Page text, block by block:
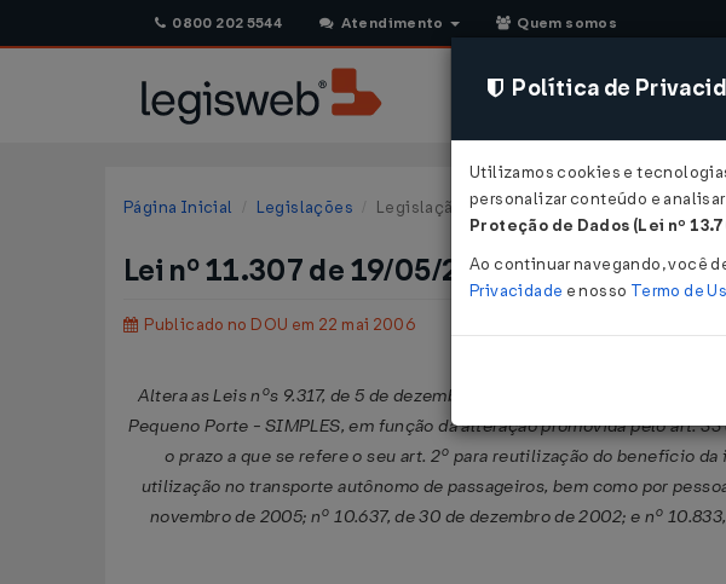
0800 202 5544 Atendimento Quem somos
Página Inicial Legislações Legislação Federal
Lei nº 11.307 de 19/05/2006
Publicado no DOU em 22 mai 2006
Altera as Leis nºs 9.317, de 5 de dezembro de 1996, que institui o
Pequeno Porte - SIMPLES, em função da alteração promovida pelo art.
o prazo a que se refere o seu art. 2º para reutilização do benefício
utilização no transporte autônomo de passageiros, bem como por
novembro de 2005; nº 10.637, de 30 de dezembro de 2002; e nº
Política de
Utilizamos cookies e
personalizar conteúdo e
Proteção de Dados (Lei nº
Ao continuar navegando, você
Privacidade e nosso Termo de